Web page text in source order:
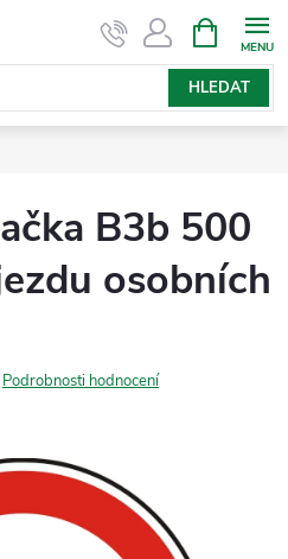
HLEDAT
NÁKUPNÍ
KOŠÍK
B3b 500
osobních
Podrobnosti hodnocení